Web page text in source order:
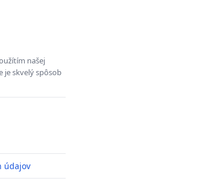
našej
je skvelý spôsob
údajov